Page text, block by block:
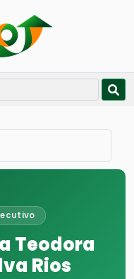
Teodora
Rios